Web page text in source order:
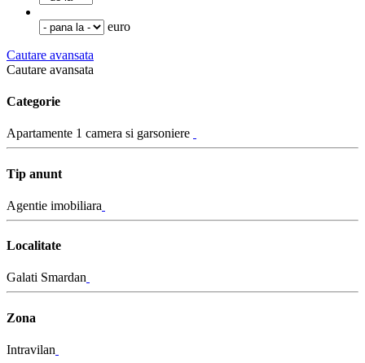
euro
Cautare avansata
Cautare avansata
Categorie
Apartamente 1 camera si garsoniere
Tip anunt
Agentie imobiliara
Localitate
Galati Smardan
Zona
Intravilan